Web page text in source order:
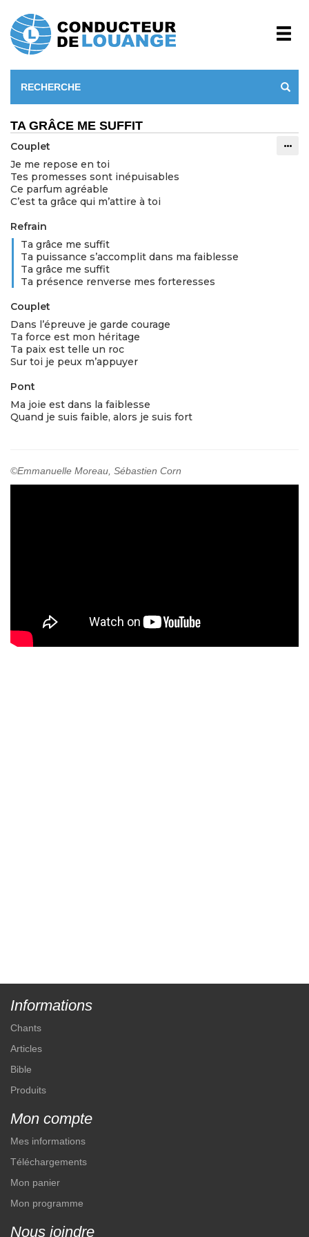
TA GRÂCE ME SUFFIT
Couplet
Je me repose en toi
Tes promesses sont inépuisables
Ce parfum agréable
C’est ta grâce qui m’attire à toi
Refrain
Ta grâce me suffit
Ta puissance s’accomplit dans ma faiblesse
Ta grâce me suffit
Ta présence renverse mes forteresses
Couplet
Dans l’épreuve je garde courage
Ta force est mon héritage
Ta paix est telle un roc
Sur toi je peux m’appuyer
Pont
Ma joie est dans la faiblesse
Quand je suis faible, alors je suis fort
©Emmanuelle Moreau, Sébastien Corn
Informations
Chants
Articles
Bible
Produits
Mon compte
Mes informations
Téléchargements
Mon panier
Mon programme
Nous joindre